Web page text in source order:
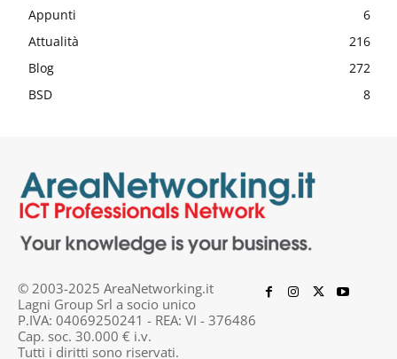
Appunti
6
Attualità
216
Blog
272
BSD
8
© 2003-2025 AreaNetworking.it
Lagni Group Srl a socio unico
P.IVA: 04069250241 - REA: VI - 376486
Cap. soc. 30.000 € i.v.
Tutti i diritti sono riservati.